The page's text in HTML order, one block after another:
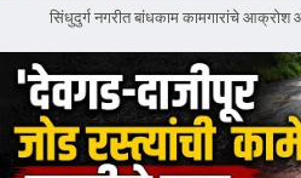
सिंधुदुर्ग नगरीत बांधकाम कामगारांचे